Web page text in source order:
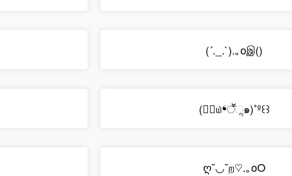
(´._.`).｡oஇ()
(❛ॕ௰❛ॕૢ๑)˚º꒰꒱
ღ˘◡˘ற♡.｡oO